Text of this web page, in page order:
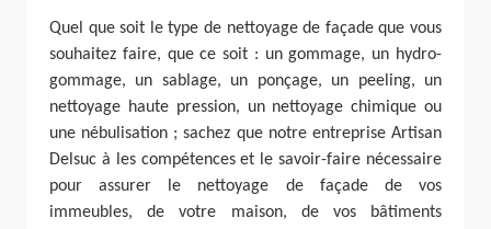
Quel que soit le type de nettoyage de façade que vous
souhaitez faire, que ce soit : un gommage, un hydro-
gommage, un sablage, un ponçage, un peeling, un
nettoyage haute pression, un nettoyage chimique ou
une nébulisation ; sachez que notre entreprise Artisan
Delsuc à les compétences et le savoir-faire nécessaire
pour assurer le nettoyage de façade de vos
immeubles, de votre maison, de vos bâtiments